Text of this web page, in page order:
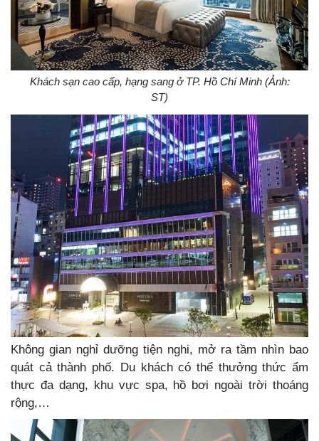
Khách sạn cao cấp, hạng sang ở TP. Hồ Chí Minh (Ảnh:
ST)
Không gian nghỉ dưỡng tiện nghi, mở ra tầm nhìn bao
quát cả thành phố. Du khách có thể thưởng thức ẩm
thực đa dạng, khu vực spa, hồ bơi ngoài trời thoáng
rộng,…